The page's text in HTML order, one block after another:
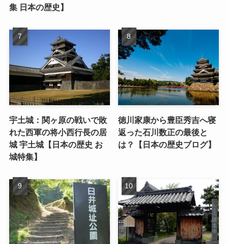
集 日本の歴史】
宇土城：関ヶ原の戦いで敗
れた西軍の将小西行長の居
城 宇土城【日本の歴史 お
城特集】
徳川家康から豊臣秀吉へ寝
返った石川数正の最後と
は？【日本の歴史ブログ】